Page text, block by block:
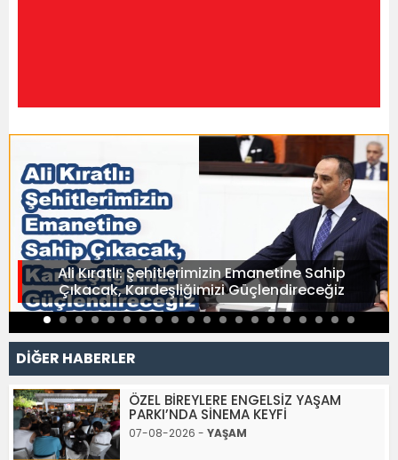
Ali Kıratlı: Şehitlerimizin Emanetine Sahip
Çıkacak, Kardeşliğimizi Güçlendireceğiz
DİĞER HABERLER
ÖZEL BİREYLERE ENGELSİZ YAŞAM
PARKI’NDA SİNEMA KEYFİ
07-08-2026 - YAŞAM